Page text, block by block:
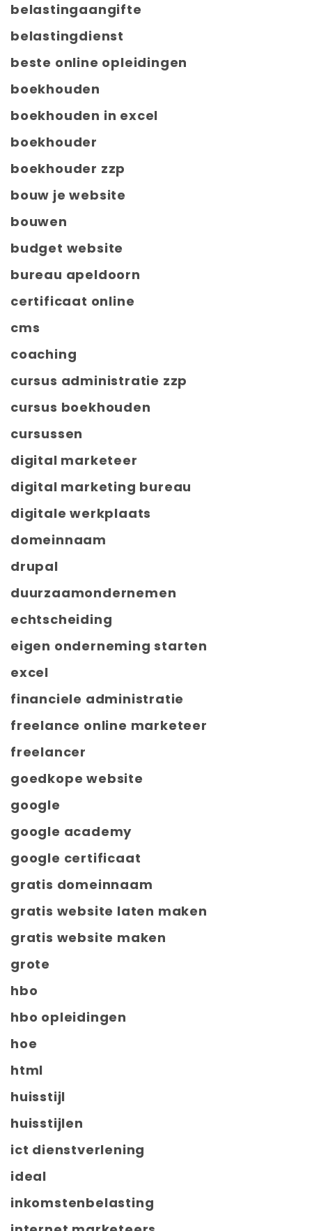
belastingaangifte
belastingdienst
beste online opleidingen
boekhouden
boekhouden in excel
boekhouder
boekhouder zzp
bouw je website
bouwen
budget website
bureau apeldoorn
certificaat online
cms
coaching
cursus administratie zzp
cursus boekhouden
cursussen
digital marketeer
digital marketing bureau
digitale werkplaats
domeinnaam
drupal
duurzaamondernemen
echtscheiding
eigen onderneming starten
excel
financiele administratie
freelance online marketeer
freelancer
goedkope website
google
google academy
google certificaat
gratis domeinnaam
gratis website laten maken
gratis website maken
grote
hbo
hbo opleidingen
hoe
html
huisstijl
huisstijlen
ict dienstverlening
ideal
inkomstenbelasting